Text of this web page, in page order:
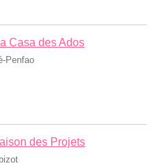
Casa des Ados
Penfao
des Projets